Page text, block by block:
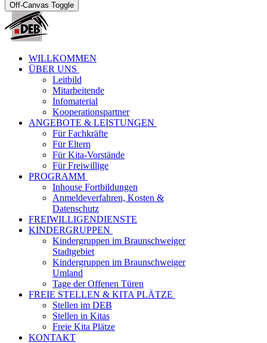
Off-Canvas Toggle
WILLKOMMEN
ÜBER UNS
Leitbild
Mitarbeitende
Infomaterial
Kooperationspartner
ANGEBOTE & LEISTUNGEN
Für Fachkräfte
Für Eltern
Für Kita-Vorstände
Für Freiwillige
PROGRAMM
Inhouse Fortbildungen
Anmeldeverfahren, Kosten &
Datenschutz
FREIWILLIGENDIENSTE
KINDERGRUPPEN
Kindergruppen im Braunschweiger
Stadtgebiet
Kindergruppen im Braunschweiger
Umland
Tage der Offenen Türen
FREIE STELLEN & KITA PLÄTZE
Stellen im DEB
Stellen in Kitas
Freie Kita Plätze
KONTAKT